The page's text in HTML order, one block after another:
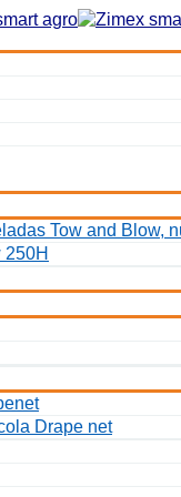
Tow and Blow,
250H
Drape net